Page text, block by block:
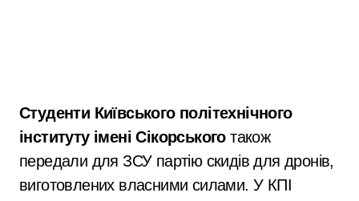
Студенти Київського політехнічного
інституту імені Сікорськоготакож
передали для ЗСУ партію скидів для дронів,
виготовлених власними силами. У КПІ